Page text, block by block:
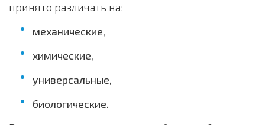
принято различать на:
механические,
химические,
универсальные,
биологические.